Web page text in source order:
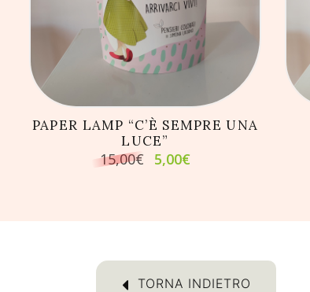
PAPER LAMP “C’È SEMPRE UNA
LUCE”
15,00€ Il
prezzo
5,00€Il
TORNA INDIETRO